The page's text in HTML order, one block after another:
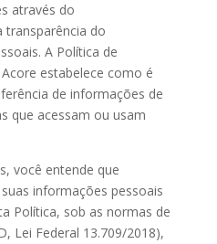
através do
do
A Política de
estabelece como é
de informações de
que acessam ou usam
você entende que
informações pessoais
Política, sob as normas de
Lei Federal 13.709/2018),